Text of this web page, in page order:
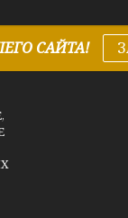
САЙТА!